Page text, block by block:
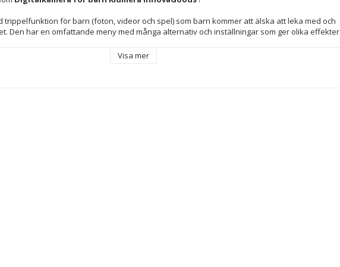
trippelfunktion för barn (foton, videor och spel) som barn kommer att älska att leka med och
Den har en omfattande meny med många alternativ och inställningar som ger olika effekter
runt halsen, gör den lätt att hantera och förhindrar att den tappas. Barn kan ta och titta
Visa mer